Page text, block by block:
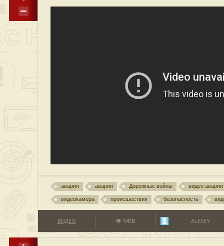
авария аварии Дорожные войны видео аварии
видеокамера происшествия безопасность
ВИДЕО 1418 ALEXEY